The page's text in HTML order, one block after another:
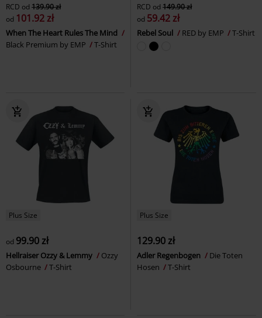
RCD od 139.90 zł
od 101.92 zł
When The Heart Rules The Mind
Black Premium by EMP
T-Shirt
RCD od 149.90 zł
od 59.42 zł
Rebel Soul RED by EMP T-Shirt
Plus Size
od 99.90 zł
Hellraiser Ozzy & Lemmy
Ozzy
Osbourne
T-Shirt
Plus Size
129.90 zł
Adler Regenbogen
Die Toten
Hosen
T-Shirt